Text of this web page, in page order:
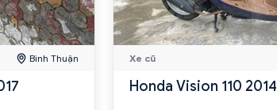
Bình Thuận Xe cũ
Honda Vision 110 2014